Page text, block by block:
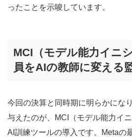
ったことを示唆しています。
MCI（モデル能力イニ
員をAIの教師に変える
今回の決算と同時期に明らかにな
与えたのが、MCI（モデル能力イ
AI訓練ツールの導入です。Metaの